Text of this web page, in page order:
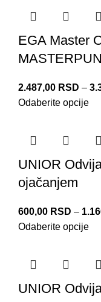
EGA Master
2.487,00 RSD –
Odaberite opcije
UNIOR
ojačanjem
600,00 RSD –
Odaberite opcije
UNIOR